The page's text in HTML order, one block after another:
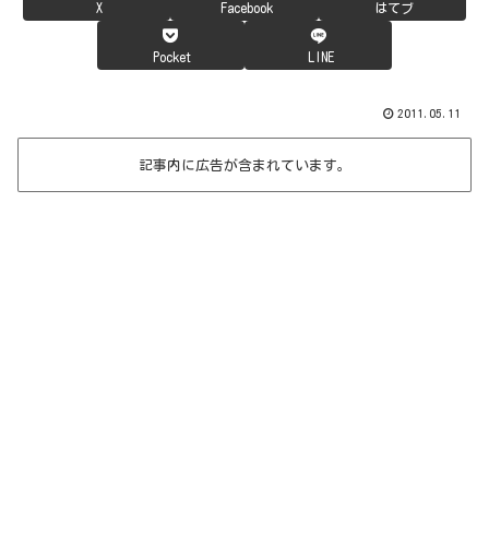
X Facebook はてブ
Pocket LINE
2011.05.11
記事内に広告が含まれています。